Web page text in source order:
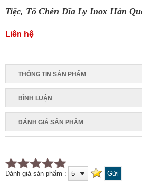
Tiệc, Tô Chén Dĩa Ly Inox Hàn
Liên hệ
THÔNG TIN SẢN PHẨM
BÌNH LUẬN
ĐÁNH GIÁ SẢN PHẨM
Đánh giá sản phẩm :